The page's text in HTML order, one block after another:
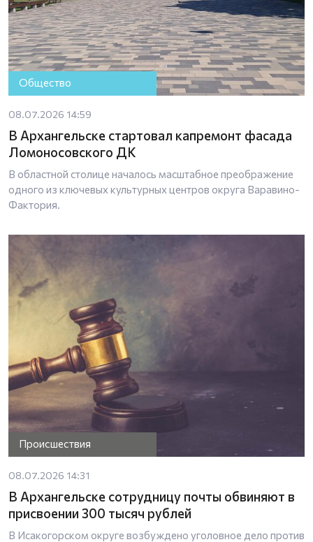
Общество
08.07.2026 14:59
В Архангельске стартовал капремонт фасада
Ломоносовского ДК
В областной столице началось масштабное преображение
одного из ключевых культурных центров округа Варавино-
Фактория.
Происшествия
08.07.2026 14:31
В Архангельске сотрудницу почты обвиняют в
присвоении 300 тысяч рублей
В Исакогорском округе возбуждено уголовное дело против